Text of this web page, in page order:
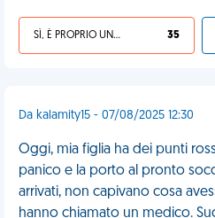
SÌ, È PROPRIO UNA VDM! 35
Da kalamity15 - 07/08/2025 12:30
Oggi, mia figlia ha dei punti
panico e la porto al pronto
arrivati, non capivano cosa
hanno chiamato un medico.